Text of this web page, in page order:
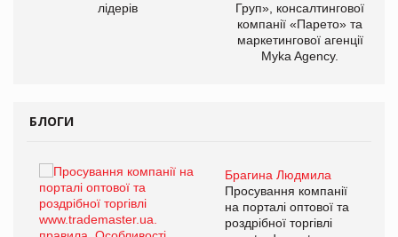
лідерів
Груп», консалтингової
компанії «Парето» та
маркетингової агенції
Myka Agency.
БЛОГИ
Брагина Людмила
Просування компанії
на порталі оптової та
роздрібної торгівлі